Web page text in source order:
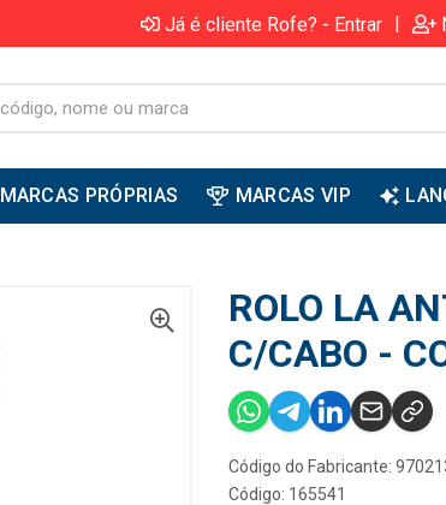
Já é cliente Rofe? - Entrar |
MARCAS PRÓPRIAS MARCAS VIP
ROLO LA
C/CABO -
Código do Fabricante:
Código: 165541